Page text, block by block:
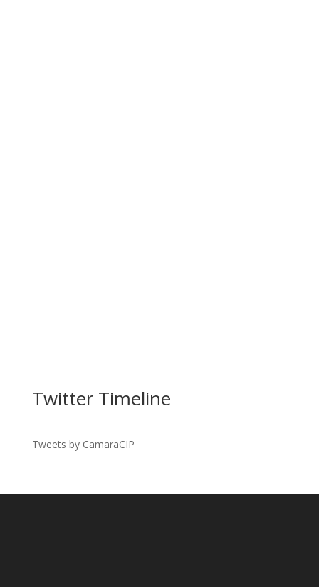
Twitter Timeline
Tweets by CamaraCIP